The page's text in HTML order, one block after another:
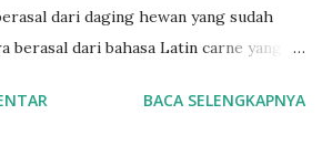
dari daging hewan yang sudah
berasal dari bahasa Latin carne yang
bagian dari kelas mamalia yang
BACA SELENGKAPNYA